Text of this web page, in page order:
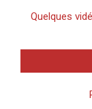
Quelques